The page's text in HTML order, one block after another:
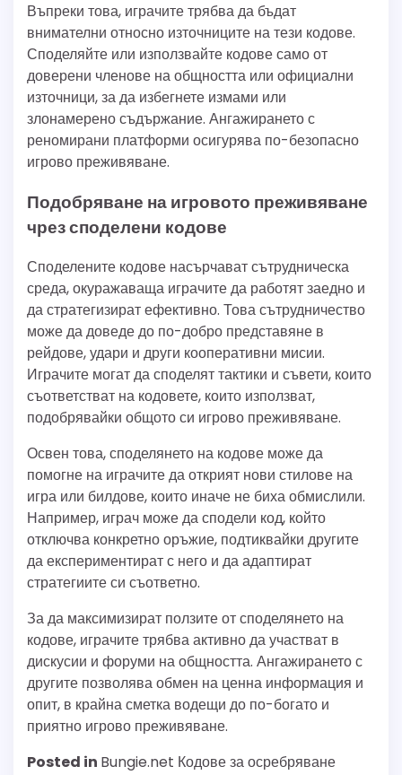
Въпреки това, играчите трябва да бъдат
внимателни относно източниците на тези кодове.
Споделяйте или използвайте кодове само от
доверени членове на общността или официални
източници, за да избегнете измами или
злонамерено съдържание. Ангажирането с
реномирани платформи осигурява по-безопасно
игрово преживяване.
Подобряване на игровото преживяване
чрез споделени кодове
Споделените кодове насърчават сътрудническа
среда, окуражаваща играчите да работят заедно и
да стратегизират ефективно. Това сътрудничество
може да доведе до по-добро представяне в
рейдове, удари и други кооперативни мисии.
Играчите могат да споделят тактики и съвети, които
съответстват на кодовете, които използват,
подобрявайки общото си игрово преживяване.
Освен това, споделянето на кодове може да
помогне на играчите да открият нови стилове на
игра или билдове, които иначе не биха обмислили.
Например, играч може да сподели код, който
отключва конкретно оръжие, подтиквайки другите
да експериментират с него и да адаптират
стратегиите си съответно.
За да максимизират ползите от споделянето на
кодове, играчите трябва активно да участват в
дискусии и форуми на общността. Ангажирането с
другите позволява обмен на ценна информация и
опит, в крайна сметка водещи до по-богато и
приятно игрово преживяване.
Posted in Bungie.net Кодове за осребряване